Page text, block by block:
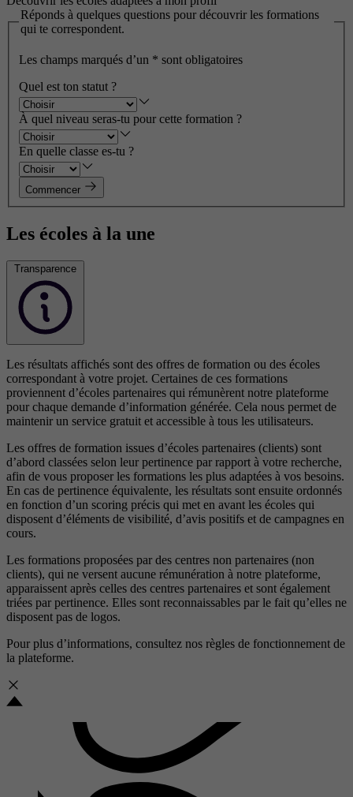
Réponds à quelques questions pour découvrir les formations
qui te correspondent.
Les champs marqués d’un * sont obligatoires
Quel est ton statut ?
À quel niveau seras-tu pour cette formation ?
En quelle classe es-tu ?
Commencer
Les écoles à la une
Transparence
Les résultats affichés sont des offres de formation ou des écoles
correspondant à votre projet. Certaines de ces formations
proviennent d’écoles partenaires qui rémunèrent notre plateforme
pour chaque demande d’information générée. Cela nous permet de
maintenir un service gratuit et accessible à tous les utilisateurs.
Les offres de formation issues d’écoles partenaires (clients) sont
d’abord classées selon leur pertinence par rapport à votre recherche,
afin de vous proposer les formations les plus adaptées à vos besoins.
En cas de pertinence équivalente, les résultats sont ensuite ordonnés
en fonction d’un scoring précis qui met en avant les écoles qui
disposent d’éléments de visibilité, d’avis positifs et de campagnes en
cours.
Les formations proposées par des centres non partenaires (non
clients), qui ne versent aucune rémunération à notre plateforme,
apparaissent après celles des centres partenaires et sont également
triées par pertinence. Elles sont reconnaissables par le fait qu’elles ne
disposent pas de logos.
Pour plus d’informations, consultez nos règles de fonctionnement de
la plateforme.